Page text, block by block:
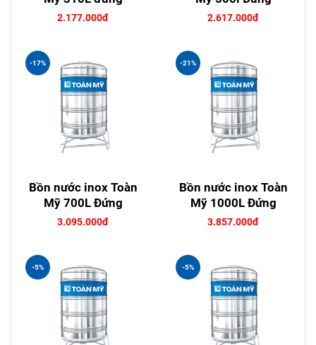
2.177.000đ 2.617.000đ
Bồn nước inox Toàn
Mỹ 700L Đứng
3.095.000đ
-17%
Bồn nước inox Toàn
Mỹ 1000L Đứng
3.857.000đ
-21%
-5% -5%